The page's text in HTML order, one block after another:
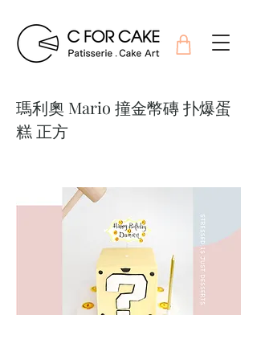
瑪利奧 Mario 撞金幣磚 扑爆蛋
糕 正方